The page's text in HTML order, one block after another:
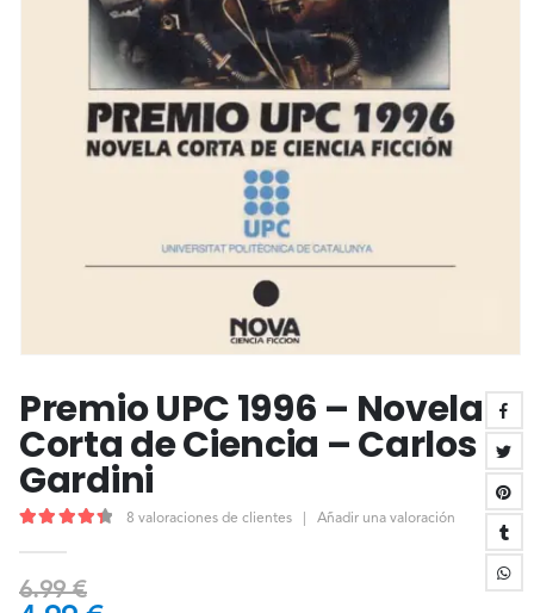
Premio UPC 1996 – Novela
Corta de Ciencia – Carlos
Gardini
8 valoraciones de clientes Añadir una valoración
6.99€